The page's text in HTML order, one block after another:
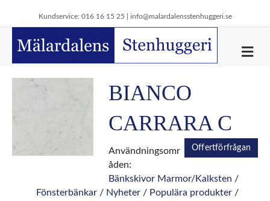
Kundservice: 016 16 15 25 | info@malardalensstenhuggeri.se
M
BIANCO
CARRARA C
Offertförfrågan
Användningsomr
åden:
Bänkskivor Marmor/Kalksten /
Fönsterbänkar / Nyheter / Populära produkter /